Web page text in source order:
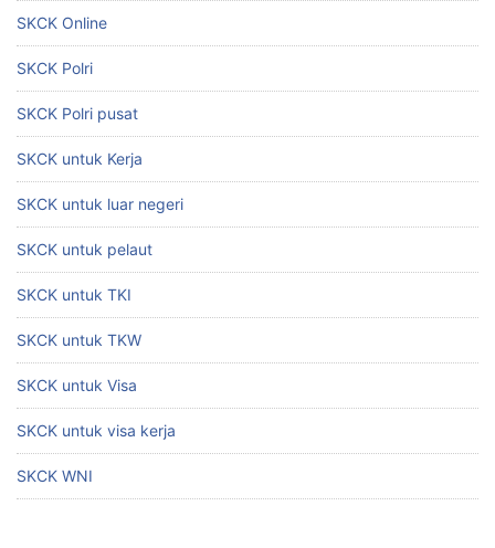
SKCK Online
SKCK Polri
SKCK Polri pusat
SKCK untuk Kerja
SKCK untuk luar negeri
SKCK untuk pelaut
SKCK untuk TKI
SKCK untuk TKW
SKCK untuk Visa
SKCK untuk visa kerja
SKCK WNI